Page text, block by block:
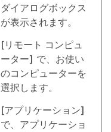
ダイアログボックス
が表示されます。
[リモート コンピュ
ーター] で、お使い
のコンピューターを
選択します。
[アプリケーション]
で、アプリケーショ